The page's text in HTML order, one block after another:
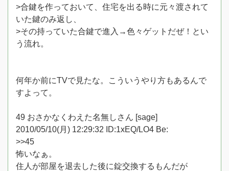
>合鍵を作っておいて、住宅を出る時に元々渡されて
いた鍵のみ返し、
>その持っていた合鍵で進入→色々ゲットだぜ！とい
う流れ。
何年か前にTVで見たな。こういうやり方もあるんで
すよって。
49 おさかなくわえた名無しさん [sage]
2010/05/10(月) 12:29:32 ID:1xEQ/LO4 Be:
>>45
怖いなぁ。
住人が部屋を退去した後に錠交換するもんだが